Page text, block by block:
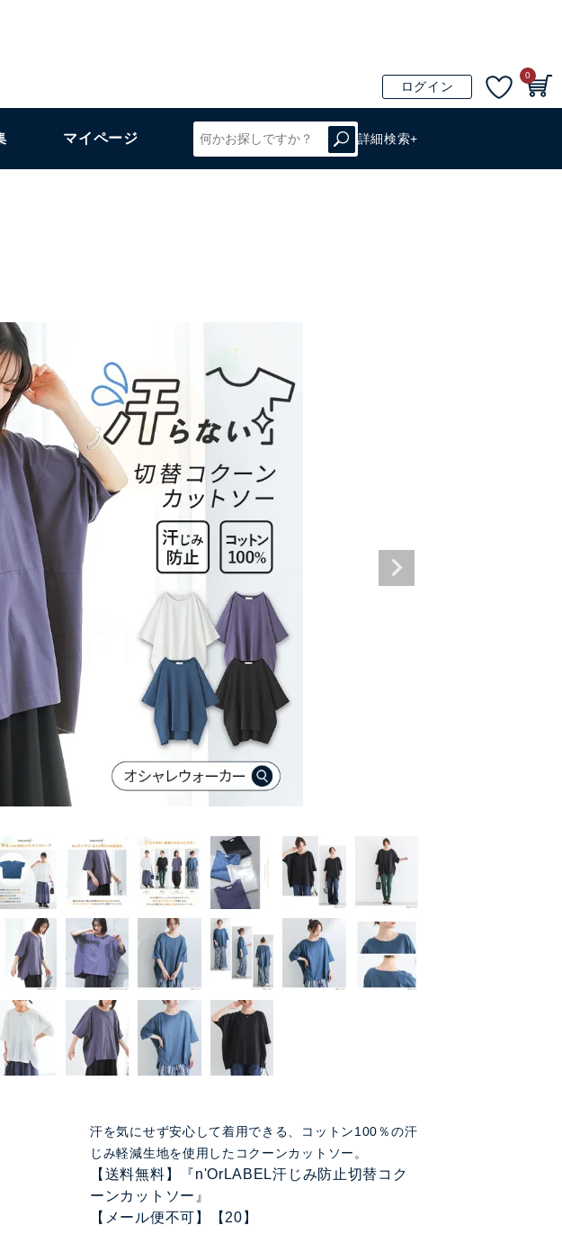
ログイン
0
マイページ 詳細検索+
汗を気にせず安心して着用できる、コットン100％の汗
じみ軽減生地を使用したコクーンカットソー。
【送料無料】『n'OrLABEL汗じみ防止切替コク
ーンカットソー』
【メール便不可】【20】